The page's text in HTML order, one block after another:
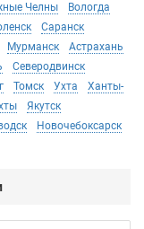
Челны
Вологда
Саранск
Мурманск
Астрахань
Северодвинск
Томск Ухта
Ханты-
Якутск
Новочебоксарск